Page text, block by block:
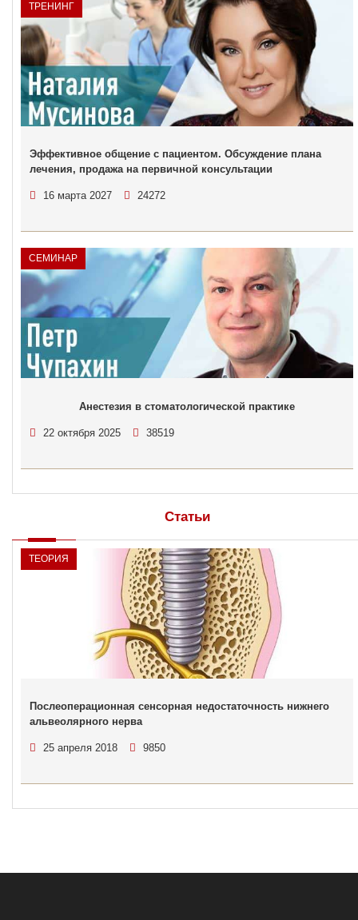
ТРЕНИНГ
Эффективное общение с пациентом. Обсуждение плана
лечения, продажа на первичной консультации
16 марта 2027 24272
СЕМИНАР
Анестезия в стоматологической практике
22 октября 2025 38519
Статьи
ТЕОРИЯ
Послеоперационная сенсорная недостаточность нижнего
альвеолярного нерва
25 апреля 2018 9850